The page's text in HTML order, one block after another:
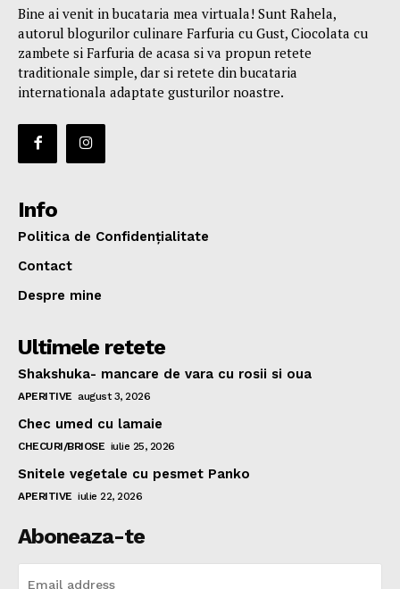
Bine ai venit in bucataria mea virtuala! Sunt Rahela,
autorul blogurilor culinare Farfuria cu Gust, Ciocolata cu
zambete si Farfuria de acasa si va propun retete
traditionale simple, dar si retete din bucataria
internationala adaptate gusturilor noastre.
Info
Politica de Confidențialitate
Contact
Despre mine
Ultimele retete
Shakshuka- mancare de vara cu rosii si oua
APERITIVE august 3, 2026
Chec umed cu lamaie
CHECURI/BRIOSE iulie 25, 2026
Snitele vegetale cu pesmet Panko
APERITIVE iulie 22, 2026
Aboneaza-te